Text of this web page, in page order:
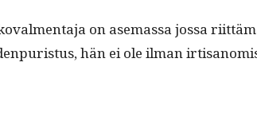
on ase­mas­sa jos­sa
hän ei ole ilman